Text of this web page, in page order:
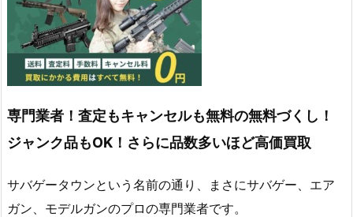
専門業者！査定もキャンセルも無料の無料づくし！
ジャンク品もOK！さらに品数多いほど高価買取
サバゲータウンという名前の通り、まさにサバゲー、エア
ガン、モデルガンのプロの専門業者です。